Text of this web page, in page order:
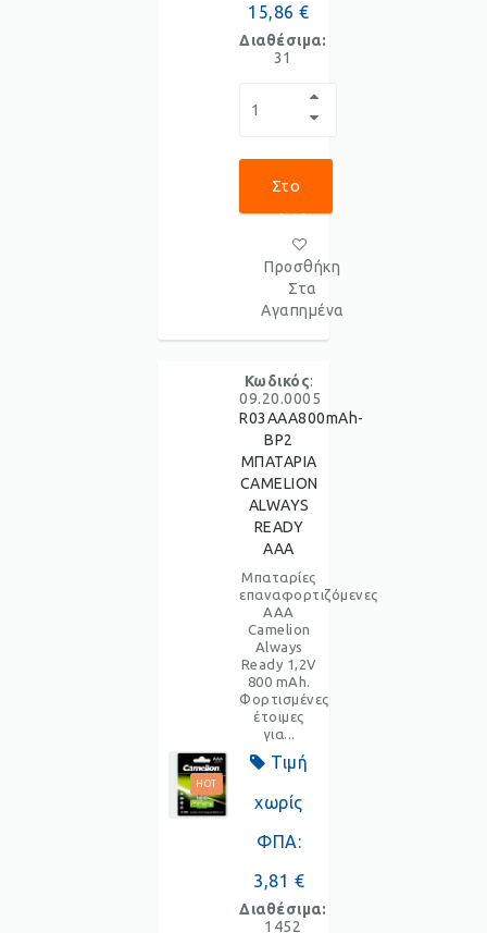
15,86 €
Διαθέσιμα:
31
Στο
Καλάθι
Προσθήκη
Στα
Αγαπημένα
HOT
Κωδικός:
09.20.0005
R03AAA800mAh-
BP2
ΜΠΑΤΑΡΙΑ
CAMELION
ALWAYS
READY
AAA
Μπαταρίες
επαναφορτιζόμενες
ΑΑΑ
Camelion
Always
Ready 1,2V
800 mAh.
Φορτισμένες
έτοιμες
για...
Τιμή
χωρίς
ΦΠΑ:
3,81 €
Διαθέσιμα:
1452